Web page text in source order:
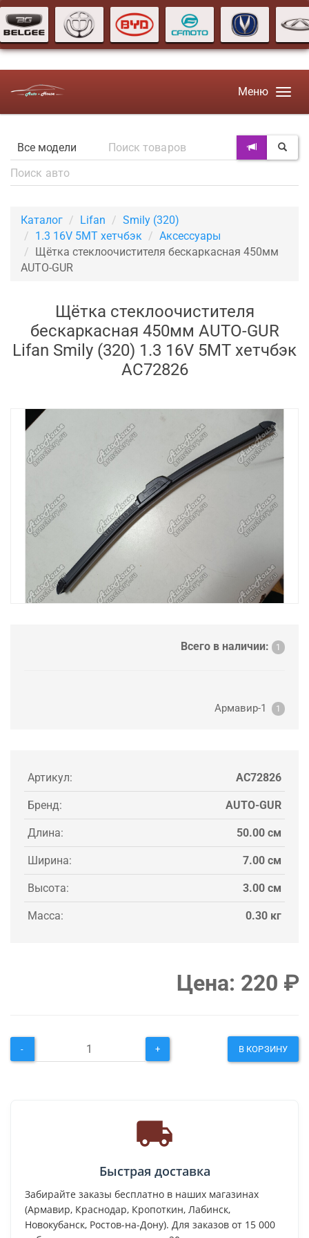
Меню
Каталог Lifan
Smily (320)
1.3 16V 5MT хетчбэк
Аксессуары
Щётка стеклоочистителя бескаркасная 450мм
AUTO-GUR
Щётка стеклоочистителя
бескаркасная 450мм AUTO-GUR
Lifan Smily (320) 1.3 16V 5MT хетчбэк
AC72826
Всего в наличии: 1
Армавир-1 1
Артикул: AC72826
Бренд: AUTO-GUR
Длина: 50.00 см
Ширина: 7.00 см
Высота: 3.00 см
Масса: 0.30 кг
Цена: 220 ₽
- + В КОРЗИНУ
Быстрая доставка
Забирайте заказы бесплатно в наших магазинах
(Армавир, Краснодар, Кропоткин, Лабинск,
Новокубанск, Ростов-на-Дону). Для заказов от 15 000